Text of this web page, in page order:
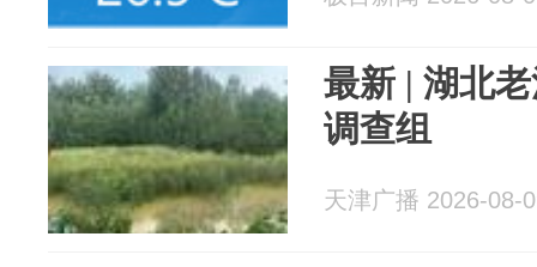
最新 | 湖北
调查组
天津广播 2026-08-